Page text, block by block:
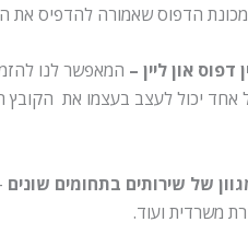
מכונת הדפוס שאמורה להדפיס
און ליין – המאפשר לנו
יכול לעצב בעצמו את הקובץ
של שירותים בתחומים שונים
משרדית ועוד.